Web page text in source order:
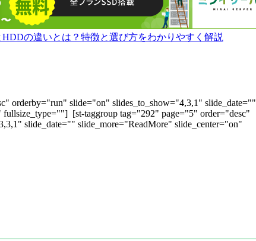
HDDの違いとは？特徴と選び方をわかりやすく解説
orderby="run" slide="on" slides_to_show="4,3,1" slide_date=""
fullsize_type=""] [st-taggroup tag="292" page="5" order="desc"
slide_date="" slide_more="ReadMore" slide_center="on"